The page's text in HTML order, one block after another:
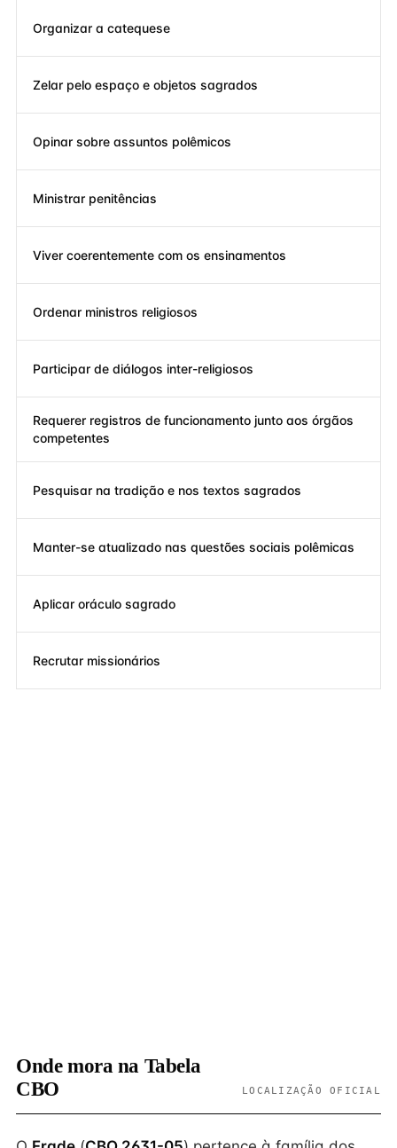
Organizar a catequese
Zelar pelo espaço e objetos sagrados
Opinar sobre assuntos polêmicos
Ministrar penitências
Viver coerentemente com os ensinamentos
Ordenar ministros religiosos
Participar de diálogos inter-religiosos
Requerer registros de funcionamento junto aos órgãos
competentes
Pesquisar na tradição e nos textos sagrados
Manter-se atualizado nas questões sociais polêmicas
Aplicar oráculo sagrado
Recrutar missionários
Onde mora na Tabela
CBO
LOCALIZAÇÃO OFICIAL